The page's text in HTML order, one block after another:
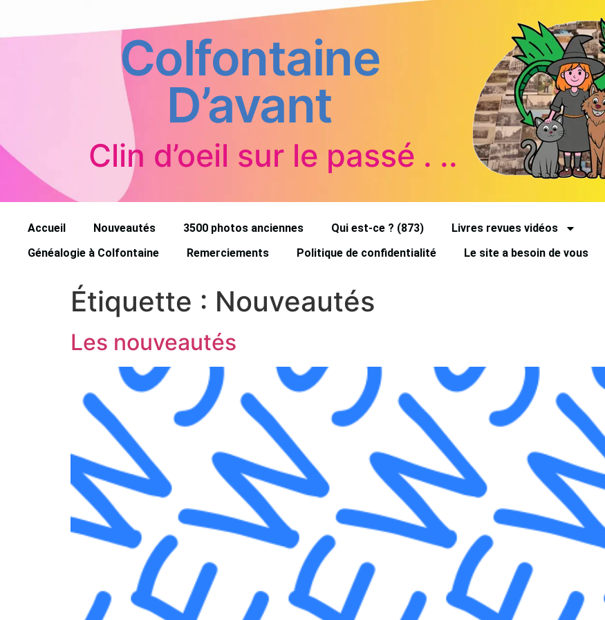
Colfontaine
D’avant
Clin d’oeil sur le passé . ..
Accueil Nouveautés 3500 photos anciennes Qui est-ce ? (873)
Livres revues vidéos
Généalogie à Colfontaine
Remerciements Politique de confidentialité Le site a besoin de vous
Étiquette : Nouveautés
Les nouveautés